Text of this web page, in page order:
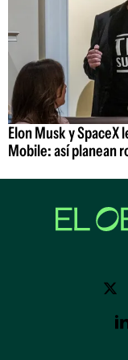
Elon Musk y SpaceX
Mobile: así planean